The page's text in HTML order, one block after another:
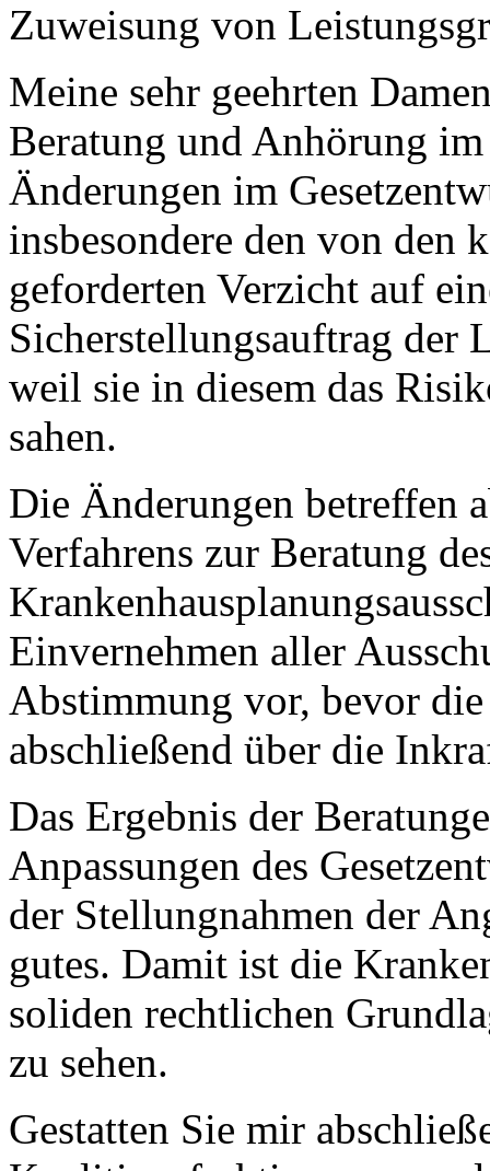
Zuweisung von
Meine sehr geehrten
Beratung und Anhörung im
Änderungen im
insbesondere den von den
geforderten Verzicht auf
Sicherstellungsauftrag der
weil sie in diesem das
sahen.
Die Änderungen betreffen
Verfahrens zur Beratung
Einvernehmen aller
Abstimmung vor, bevor
abschließend über die
Das Ergebnis der
Anpassungen des
der Stellungnahmen der
gutes. Damit ist die
soliden rechtlichen
zu sehen.
Gestatten Sie mir